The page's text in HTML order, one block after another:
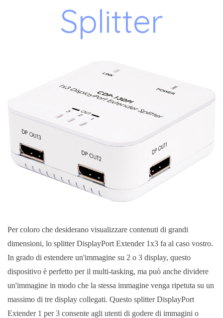
Splitter
Per coloro che desiderano visualizzare contenuti di grandi
dimensioni, lo splitter DisplayPort Extender 1x3 fa al caso vostro.
In grado di estendere un'immagine su 2 o 3 display, questo
dispositivo è perfetto per il multi-tasking, ma può anche dividere
un'immagine in modo che la stessa immagine venga ripetuta su un
massimo di tre display collegati. Questo splitter DisplayPort
Extender 1 per 3 consente agli utenti di godere di immagini o